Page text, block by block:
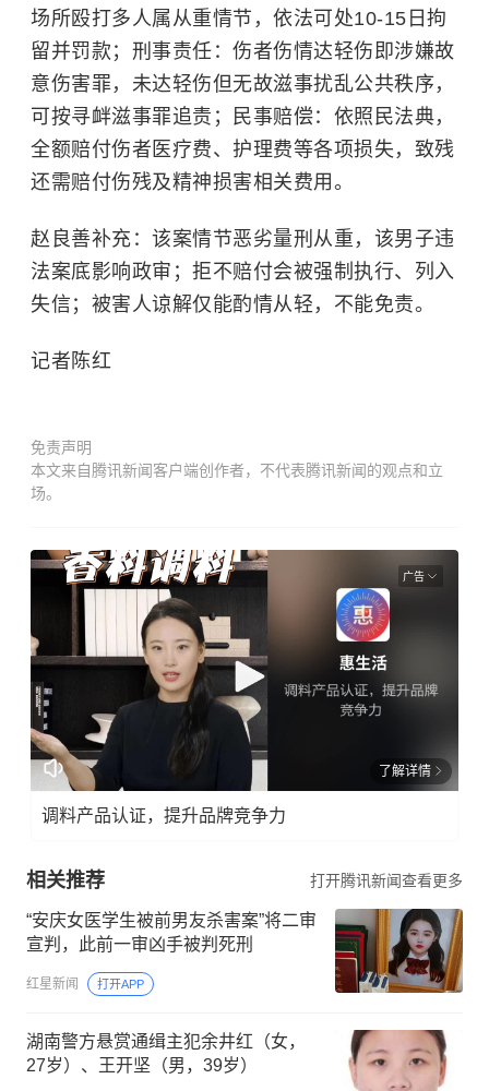
场所殴打多人属从重情节，依法可处10-15日拘
留并罚款；刑事责任：伤者伤情达轻伤即涉嫌故
意伤害罪，未达轻伤但无故滋事扰乱公共秩序，
可按寻衅滋事罪追责；民事赔偿：依照民法典，
全额赔付伤者医疗费、护理费等各项损失，致残
还需赔付伤残及精神损害相关费用。
赵良善补充：该案情节恶劣量刑从重，该男子违
法案底影响政审；拒不赔付会被强制执行、列入
失信；被害人谅解仅能酌情从轻，不能免责。
记者陈红
免责声明
本文来自腾讯新闻客户端创作者，不代表腾讯新闻的观点和立
场。
广告
了解详情
调料产品认证，提升品牌竞争力
相关推荐 打开腾讯新闻查看更多
“安庆女医学生被前男友杀害案”将二审
宣判，此前一审凶手被判死刑
红星新闻 打开APP
湖南警方悬赏通缉主犯余井红（女，
27岁）、王开坚（男，39岁）